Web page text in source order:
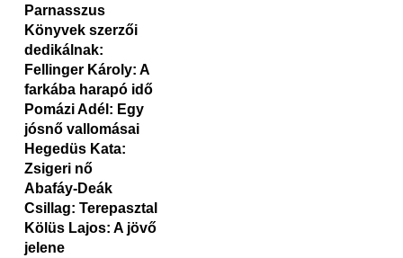
Parnasszus
Könyvek szerzői
dedikálnak:
Fellinger Károly: A
farkába harapó idő
Pomázi Adél: Egy
jósnő vallomásai
Hegedüs Kata:
Zsigeri nő
Abafáy-Deák
Csillag: Terepasztal
Kölüs Lajos: A jövő
jelene